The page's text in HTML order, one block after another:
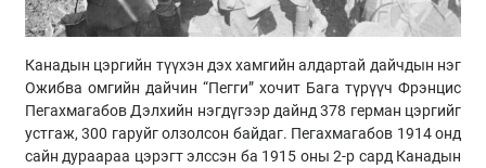
Канадын цэргийн түүхэн дэх хамгийн алдартай дайчдын нэг
Ожибва омгийн дайчин “Пегги” хочит Бага түрүүч Фрэнцис
Пегахмагабов Дэлхийн нэгдүгээр дайнд 378 герман цэргийг
устгаж, 300 гаруйг олзолсон байдаг. Пегахмагабов 1914 онд
сайн дураараа цэрэгт элссэн ба 1915 оны 2-р сард Канадын